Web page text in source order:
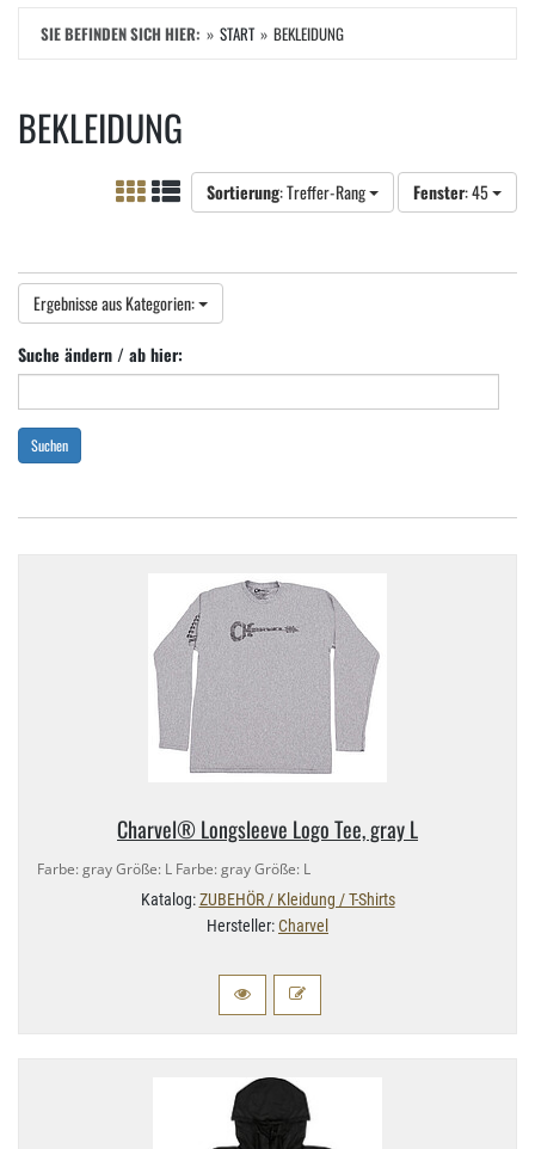
SIE BEFINDEN SICH HIER: START BEKLEIDUNG
BEKLEIDUNG
Sortierung: Treffer-Rang Fenster: 45
Ergebnisse aus Kategorien:
Suche ändern / ab hier:
Suchen
Charvel® Longsleeve Logo Tee, gray L
Farbe: gray Größe: L Farbe: gray Größe: L
Katalog:ZUBEHÖR / Kleidung / T-Shirts
Hersteller:Charvel